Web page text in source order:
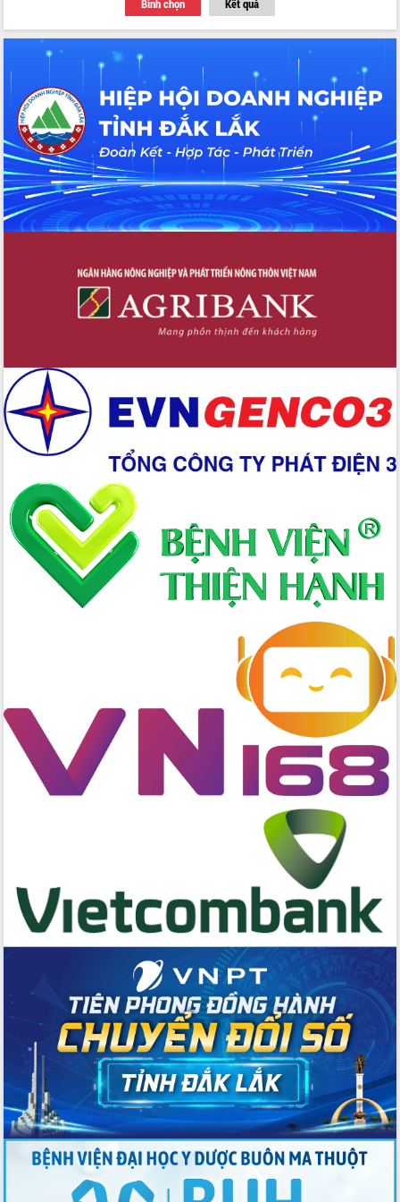
với Tập đoàn Bưu chính Viễn thông
Việt Nam
Thứ trưởng Bộ Y tế làm việc với tỉnh
Đắk Lắk về phát triển nhân lực y tế
cho trạm y tế cấp xã
Du lịch Đắk Lắk nâng tầm trải nghiệm
du khách thông qua Hệ thống cơ sở dữ
liệu và Bản đồ số
Tập huấn ứng dụng trí tuệ nhân tạo (AI)
trong thương mại điện tử năm 2026
Đoàn đại biểu Quốc hội tỉnh Đắk Lắk
trao đổi thông tin trước Kỳ họp thứ
Quyết liệt cải cách hành chính, khơi
thông nguồn lực phát triển
Nâng cao hiệu lực, hiệu quả HĐND
tỉnh thông qua hiện đại hóa hành chính
chuyển đổi số
Phó Chủ tịch Thường trực UBND tỉnh
Hồ Thị Nguyên Thảo làm việc tại Trung
tâm Phục vụ hành chính công xã Ea
Phê
Xây dựng nền hành chính số đồng
hành cùng nông dân dân, doanh nghiệp
Giai đoạn 2026-2030, Đắk Lắk phấn
đấu có 77% xã đạt chuẩn nông thôn
mới
Chuyển đổi số 'mở đường' cho nông
nghiệp Đắk Lắk tăng trưởng bứt phá
Triển khai đồng bộ đo đạc, lập hồ sơ
Đắk Lắk nâng cao hiệu quả công tác
Đảng từ Sổ tay đảng viên điện tử
Đắk Lắk đẩy mạnh nuôi biển công
nghệ, hướng tới phát triển thủy sản
bền vững
Quyền của người tiêu dùng Việt Nam
2026
Đẩy mạnh cải cách hành chính, quyết
tâm đạt được mục tiêu tăng trưởng
hai con số trong năm 2026
Tổ chức trang trọng Lễ hội Đền thờ
Lương Văn Chánh năm 2026
Phó Bí thư Tỉnh ủy Đắk Lắk Đỗ Hữu
Huy giữ chức Bí thư Đảng ủy Ủy Ban
Nhân dân tỉnh
Bệnh án điện tử thúc đẩy chuyển đổi
số y tế tại Đắk Lắk
Chuyển đổi số thư viện: Mở rộng
không gian tri thức trong thời đại số
Đánh giá, rút kinh nghiệm công tác tổ
chức diễn tập trước ngày bầu cử
Bình chọn Kết quả